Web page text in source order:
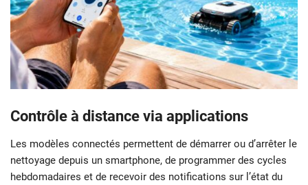
Contrôle à distance via applications
Les modèles connectés permettent de démarrer ou d’arrêter le
nettoyage depuis un smartphone, de programmer des cycles
hebdomadaires et de recevoir des notifications sur l’état du